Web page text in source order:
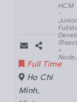
HCM
-
Junior
+
Full Time
Ho Chi
Minh,